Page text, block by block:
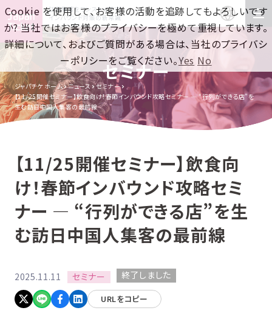
訪日集客をワンストップで！
インバウンド対策の新常識
セミナー
ジャパチケ ホーム ニュース
セミナー
【11/25開催セミナー】飲食向け！春節インバウンド攻略セミナー ― “行列ができる店”を
生む訪日中国人集客の最前線
【11/25開催セミナー】飲食向
け！春節インバウンド攻略セミ
ナー ― “行列ができる店”を生
む訪日中国人集客の最前線
2025.11.11 セミナー 終了しました
URLをコピー
Cookie を使用して、お客様の活動を追跡してもよろしいです
か? 当社ではお客様のプライバシーを極めて重視しています。
詳細について、およびご質問がある場合は、当社のプライバシ
ーポリシーをご覧ください。Yes No